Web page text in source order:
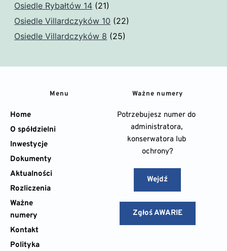
Osiedle Rybałtów 14 (21)
Osiedle Villardczyków 10 (22)
Osiedle Villardczyków 8 (25)
Menu
Home
O spółdzielni
Inwestycje
Dokumenty
Aktualności
Rozliczenia
Ważne
numery
Kontakt
Polityka
Ważne numery
Potrzebujesz numer do
administratora,
konserwatora lub
ochrony?
Wejdź
Zgłoś AWARIE